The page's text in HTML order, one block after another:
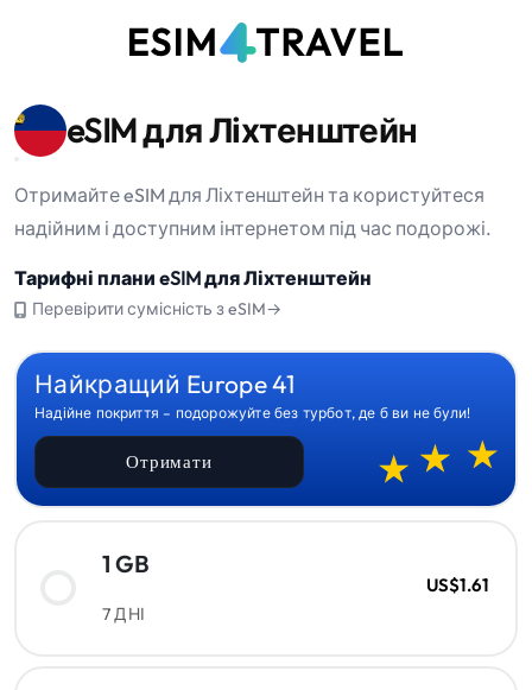
eSIM для Ліхтенштейн
Отримайте eSIM для Ліхтенштейн та користуйтеся
надійним і доступним інтернетом під час подорожі.
Тарифні плани eSIM для Ліхтенштейн
Перевірити сумісність з eSIM→
Найкращий Europe 41
Надійне покриття – подорожуйте без турбот, де б ви не були!
Отримати
1 GB
7 ДНІ
US$1.61